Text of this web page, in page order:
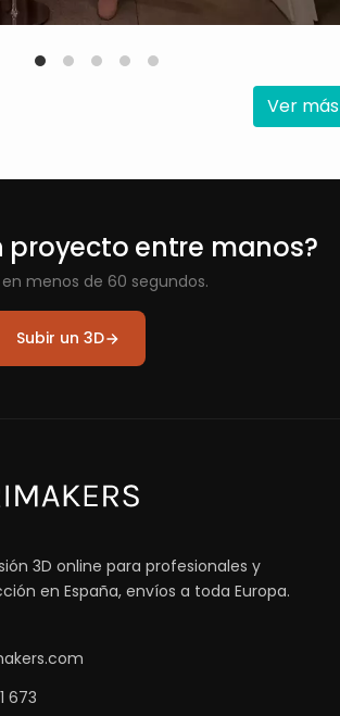
Ver más
proyecto entre manos?
menos de 60 segundos.
Subir un 3D
3D online para profesionales y
en España, envíos a toda Europa.
673